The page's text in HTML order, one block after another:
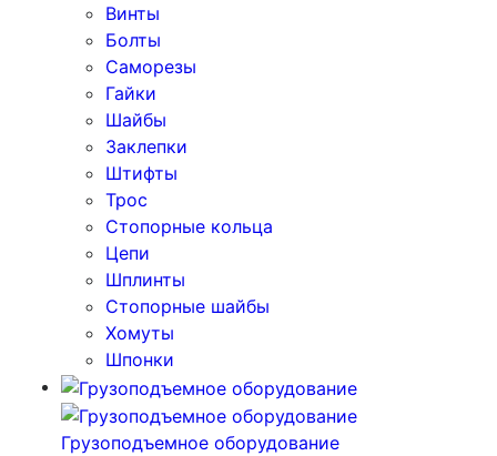
Винты
Болты
Саморезы
Гайки
Шайбы
Заклепки
Штифты
Трос
Стопорные кольца
Цепи
Шплинты
Стопорные шайбы
Хомуты
Шпонки
Грузоподъемное оборудование